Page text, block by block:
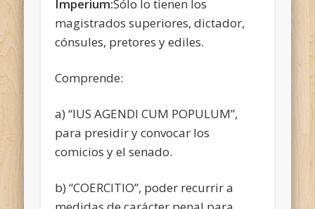
Imperium:Sólo lo tienen los
magistrados superiores, dictador,
cónsules, pretores y ediles.
Comprende:
a) “IUS AGENDI CUM POPULUM”,
para presidir y convocar los
comiciosy el senado.
b) “COERCITIO”, poder recurrir a